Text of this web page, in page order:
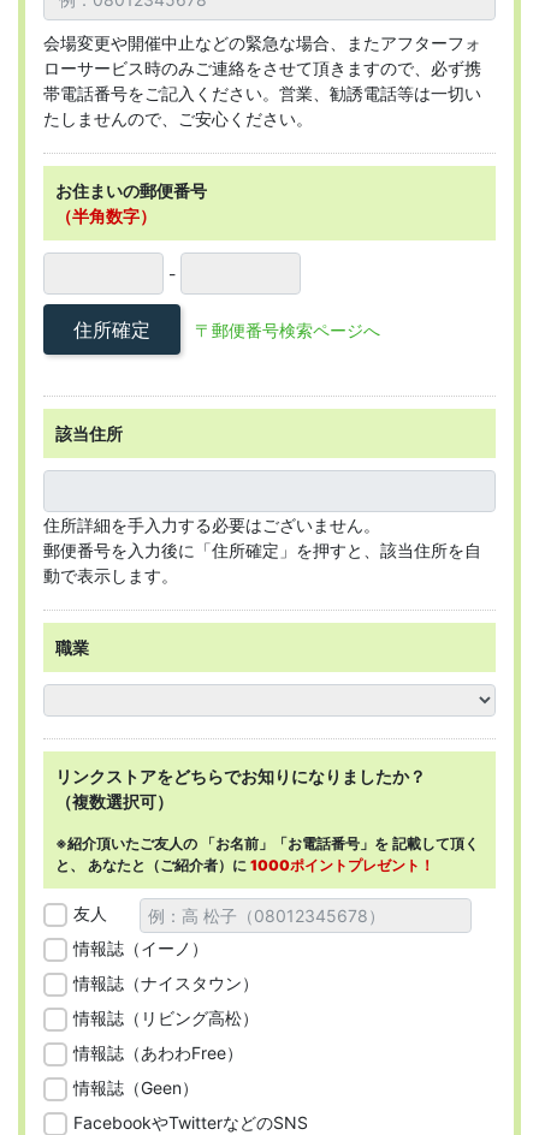
会場変更や開催中止などの緊急な場合、またアフターフォ
ローサービス時のみご連絡をさせて頂きますので、必ず携
帯電話番号をご記入ください。営業、勧誘電話等は一切い
たしませんので、ご安心ください。
お住まいの郵便番号
（半角数字）
-
住所確定 〒郵便番号検索ページへ
該当住所
住所詳細を手入力する必要はございません。
郵便番号を入力後に「住所確定」を押すと、該当住所を自
動で表示します。
職業
リンクストアをどちらでお知りになりましたか？
（複数選択可）
※紹介頂いたご友人の 「お名前」「お電話番号」を 記載して頂く
と、 あなたと（ご紹介者）に 1000ポイントプレゼント！
友人
情報誌（イーノ）
情報誌（ナイスタウン）
情報誌（リビング高松）
情報誌（あわわFree）
情報誌（Geen）
FacebookやTwitterなどのSNS